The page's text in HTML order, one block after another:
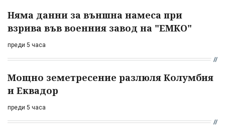
Няма данни за външна намеса при
взрива във военния завод на "ЕМКО"
преди 5 часа
Мощно земетресение разлюля Колумбия
и Еквадор
преди 5 часа